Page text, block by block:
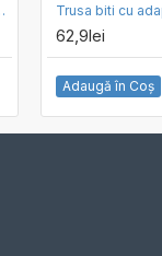
1, capacitatea de ridicare 7-220 mm
62,9lei
Adaugă în Coş